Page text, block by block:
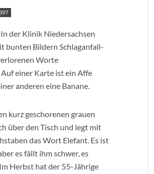
der Klinik Niedersachsen
bunten Bildern Schlaganfall-
Worte
einer Karte ist ein Affe
anderen eine Banane.
kurz geschorenen grauen
über den Tisch und legt mit
das Wort Elefant. Es ist
es fällt ihm schwer, es
Herbst hat der 55-Jährige